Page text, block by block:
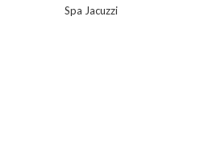
Spa Jacuzzi